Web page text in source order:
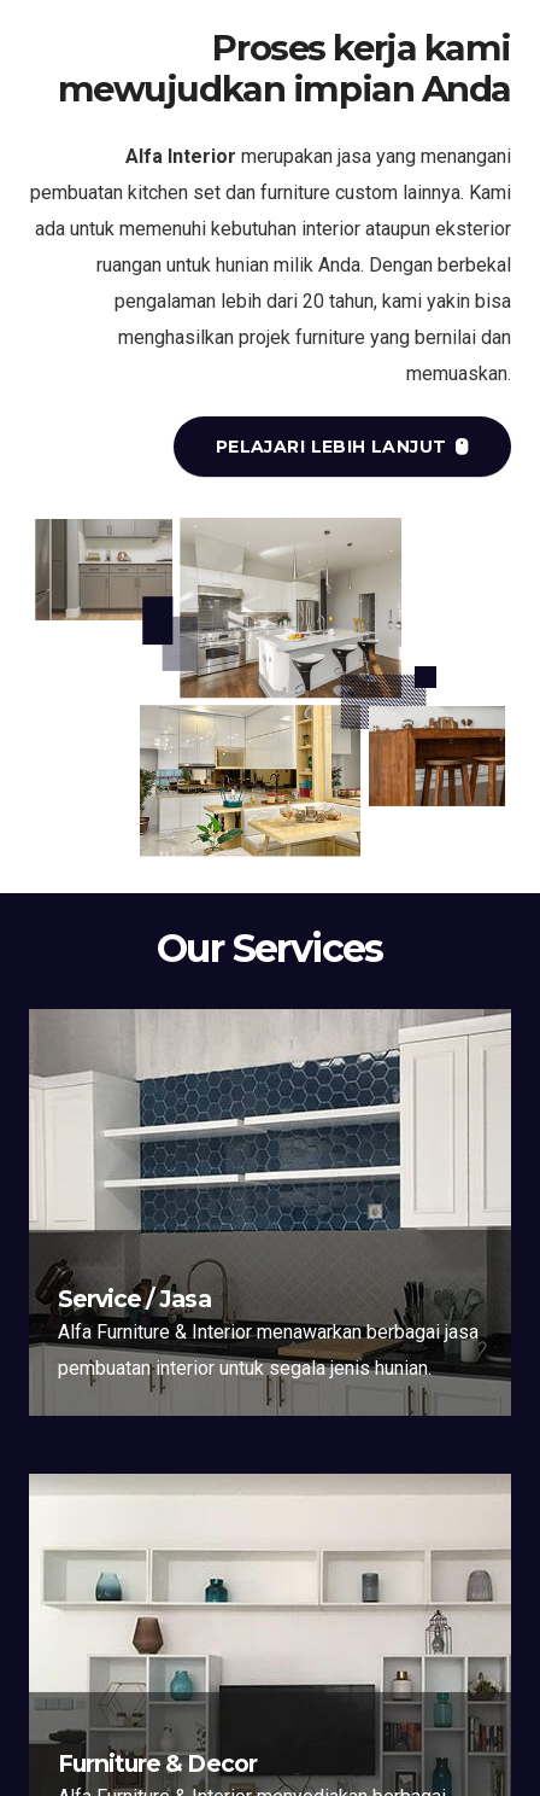
Proses kerja kami
mewujudkan impian Anda
Alfa Interior merupakan jasa yang menangani
pembuatan kitchen set dan furniture custom lainnya. Kami
ada untuk memenuhi kebutuhan interior ataupun eksterior
ruangan untuk hunian milik Anda. Dengan berbekal
pengalaman lebih dari 20 tahun, kami yakin bisa
menghasilkan projek furniture yang bernilai dan
memuaskan.
PELAJARI LEBIH LANJUT
Our Services
Service / Jasa
Alfa Furniture & Interior menawarkan berbagai jasa
pembuatan interior untuk segala jenis hunian.
Furniture & Decor